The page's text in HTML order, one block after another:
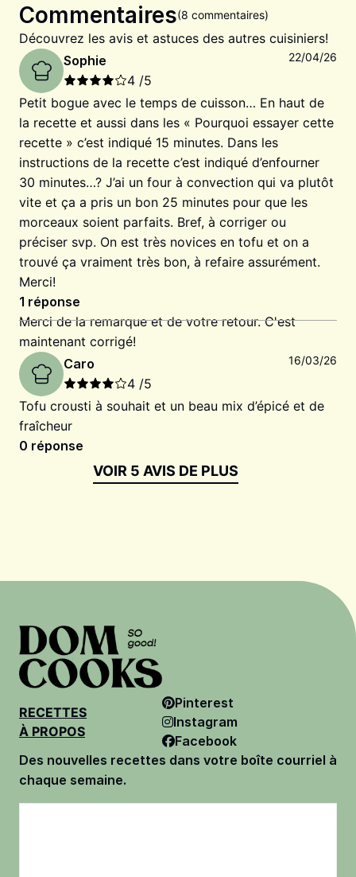
Commentaires(8 commentaires)
Découvrez les avis et astuces des autres cuisiniers!
Sophie
4 /5
22/04/26
Petit bogue avec le temps de cuisson… En haut de
la recette et aussi dans les « Pourquoi essayer cette
recette » c’est indiqué 15 minutes. Dans les
instructions de la recette c’est indiqué d’enfourner
30 minutes…? J’ai un four à convection qui va plutôt
vite et ça a pris un bon 25 minutes pour que les
morceaux soient parfaits. Bref, à corriger ou
préciser svp. On est très novices en tofu et on a
trouvé ça vraiment très bon, à refaire assurément.
Merci!
1 réponse
Merci de la remarque et de votre retour. C'est
maintenant corrigé!
Caro
4 /5
16/03/26
Tofu crousti à souhait et un beau mix d’épicé et de
fraîcheur
0 réponse
VOIR 5 AVIS DE PLUS
RECETTES
À PROPOS
Pinterest
Instagram
Facebook
Des nouvelles recettes dans votre boîte courriel à
chaque semaine.